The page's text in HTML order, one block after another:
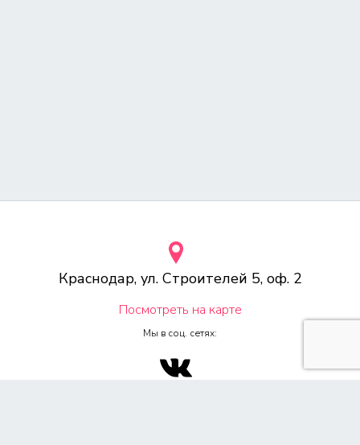
Краснодар, ул. Строителей 5, оф. 2
Посмотреть на карте
Мы в соц. сетях: